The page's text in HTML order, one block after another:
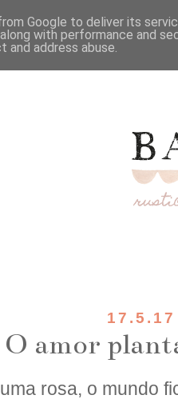
17.5.17
O amor
rosa, o mundo
Google to deliver its
with performance and
address abuse.